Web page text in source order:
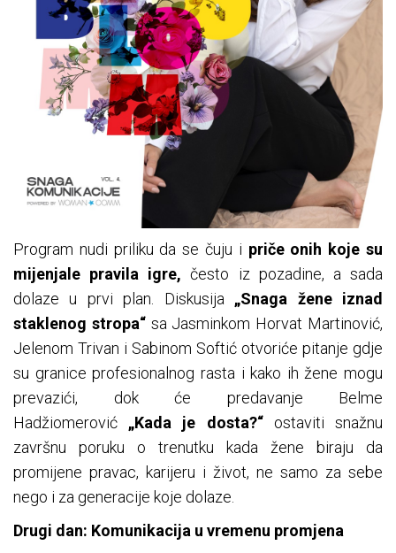
Program nudi priliku da se čuju i priče onih koje su
mijenjale pravila igre, često iz pozadine, a sada
dolaze u prvi plan. Diskusija „Snaga žene iznad
staklenog stropa“sa Jasminkom Horvat Martinović,
Jelenom Trivan i Sabinom Softić otvoriće pitanje gdje
su granice profesionalnog rasta i kako ih žene mogu
prevazići, dok će predavanje Belme
Hadžiomerović „Kada je dosta?“ostaviti snažnu
završnu poruku o trenutku kada žene biraju da
promijene pravac, karijeru i život, ne samo za sebe
nego i za generacije koje dolaze.
Drugi dan: Komunikacija u vremenu promjena